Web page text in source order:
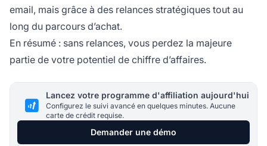
email, mais grâce à des relances stratégiques tout au
long du parcours d’achat.
En résumé : sans relances, vous perdez la majeure
partie de votre potentiel de chiffre d’affaires.
Lancez votre programme d'affiliation aujourd'hui
Configurez le suivi avancé en quelques minutes. Aucune
carte de crédit requise.
Demander une démo